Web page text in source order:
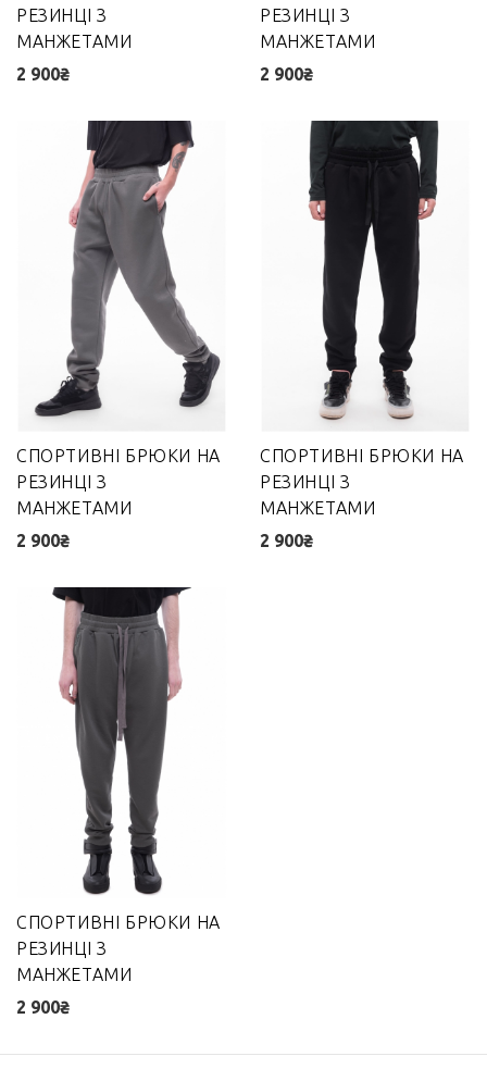
РЕЗИНЦІ З
МАНЖЕТАМИ
2 900₴
РЕЗИНЦІ З
МАНЖЕТАМИ
2 900₴
СПОРТИВНІ БРЮКИ НА
РЕЗИНЦІ З
МАНЖЕТАМИ
2 900₴
СПОРТИВНІ БРЮКИ НА
РЕЗИНЦІ З
МАНЖЕТАМИ
2 900₴
СПОРТИВНІ БРЮКИ НА
РЕЗИНЦІ З
МАНЖЕТАМИ
2 900₴